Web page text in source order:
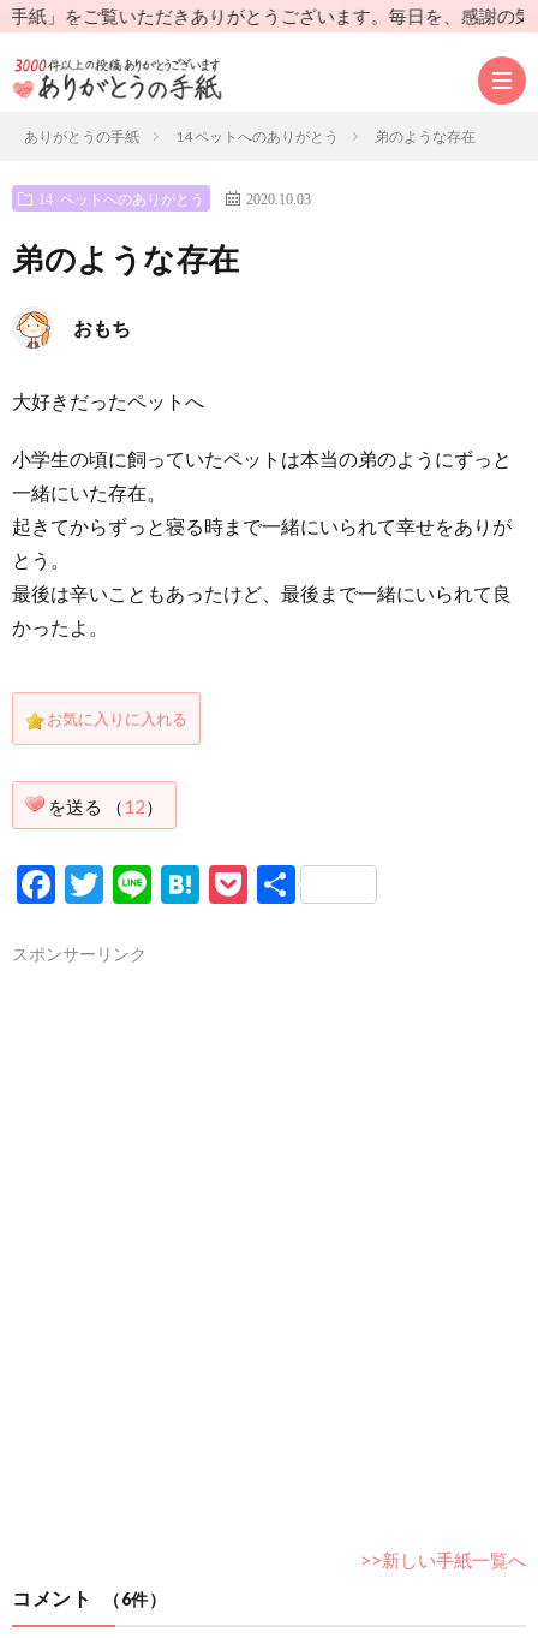
う
の
手
読
む
を
書
く
り
先
一
をご覧いただきありがとうございます。毎日を、感謝の気持ち
ありがとうの手紙 14 ペットへのありがとう 弟のような存在
14 ペットへのありがとう 2020.10.03
弟のような存在
おもち
大好きだったペットへ
小学生の頃に飼っていたペットは本当の弟のようにずっと
一緒にいた存在。
起きてからずっと寝る時まで一緒にいられて幸せをありが
とう。
最後は辛いこともあったけど、最後まで一緒にいられて良
かったよ。
お気に入りに入れる
を送る （12）
Facebook
Twitter
LineHatena
Pocket
共
スポンサーリンク
>>新しい手紙一覧へ
コメント （6件）